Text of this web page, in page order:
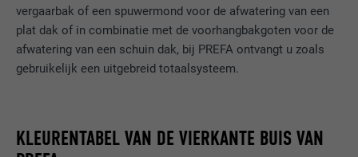
vergaarbak of een spuwermond voor de afwatering van een
plat dak of in combinatie met de voorhangbakgoten voor de
afwatering van een schuin dak, bij PREFA ontvangt u zoals
gebruikelijk een uitgebreid totaalsysteem.
KLEURENTABEL VAN DE VIERKANTE BUIS VAN